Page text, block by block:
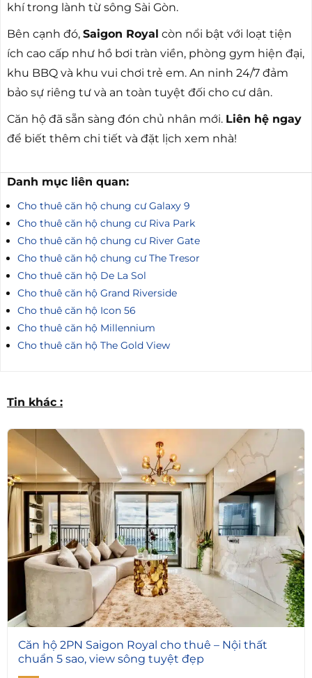
khí trong lành từ sông Sài Gòn.
Bên cạnh đó, Saigon Royal còn nổi bật với loạt tiện
ích cao cấp như hồ bơi tràn viền, phòng gym hiện đại,
khu BBQ và khu vui chơi trẻ em. An ninh 24/7 đảm
bảo sự riêng tư và an toàn tuyệt đối cho cư dân.
Căn hộ đã sẵn sàng đón chủ nhân mới. Liên hệ ngay
để biết thêm chi tiết và đặt lịch xem nhà!
Danh mục liên quan:
Cho thuê căn hộ chung cư Galaxy 9
Cho thuê căn hộ chung cư Riva Park
Cho thuê căn hộ chung cư River Gate
Cho thuê căn hộ chung cư The Tresor
Cho thuê căn hộ De La Sol
Cho thuê căn hộ Grand Riverside
Cho thuê căn hộ Icon 56
Cho thuê căn hộ Millennium
Cho thuê căn hộ The Gold View
Tin khác :
12
Căn hộ 2PN Saigon Royal cho thuê – Nội thất
chuẩn 5 sao, view sông tuyệt đẹp